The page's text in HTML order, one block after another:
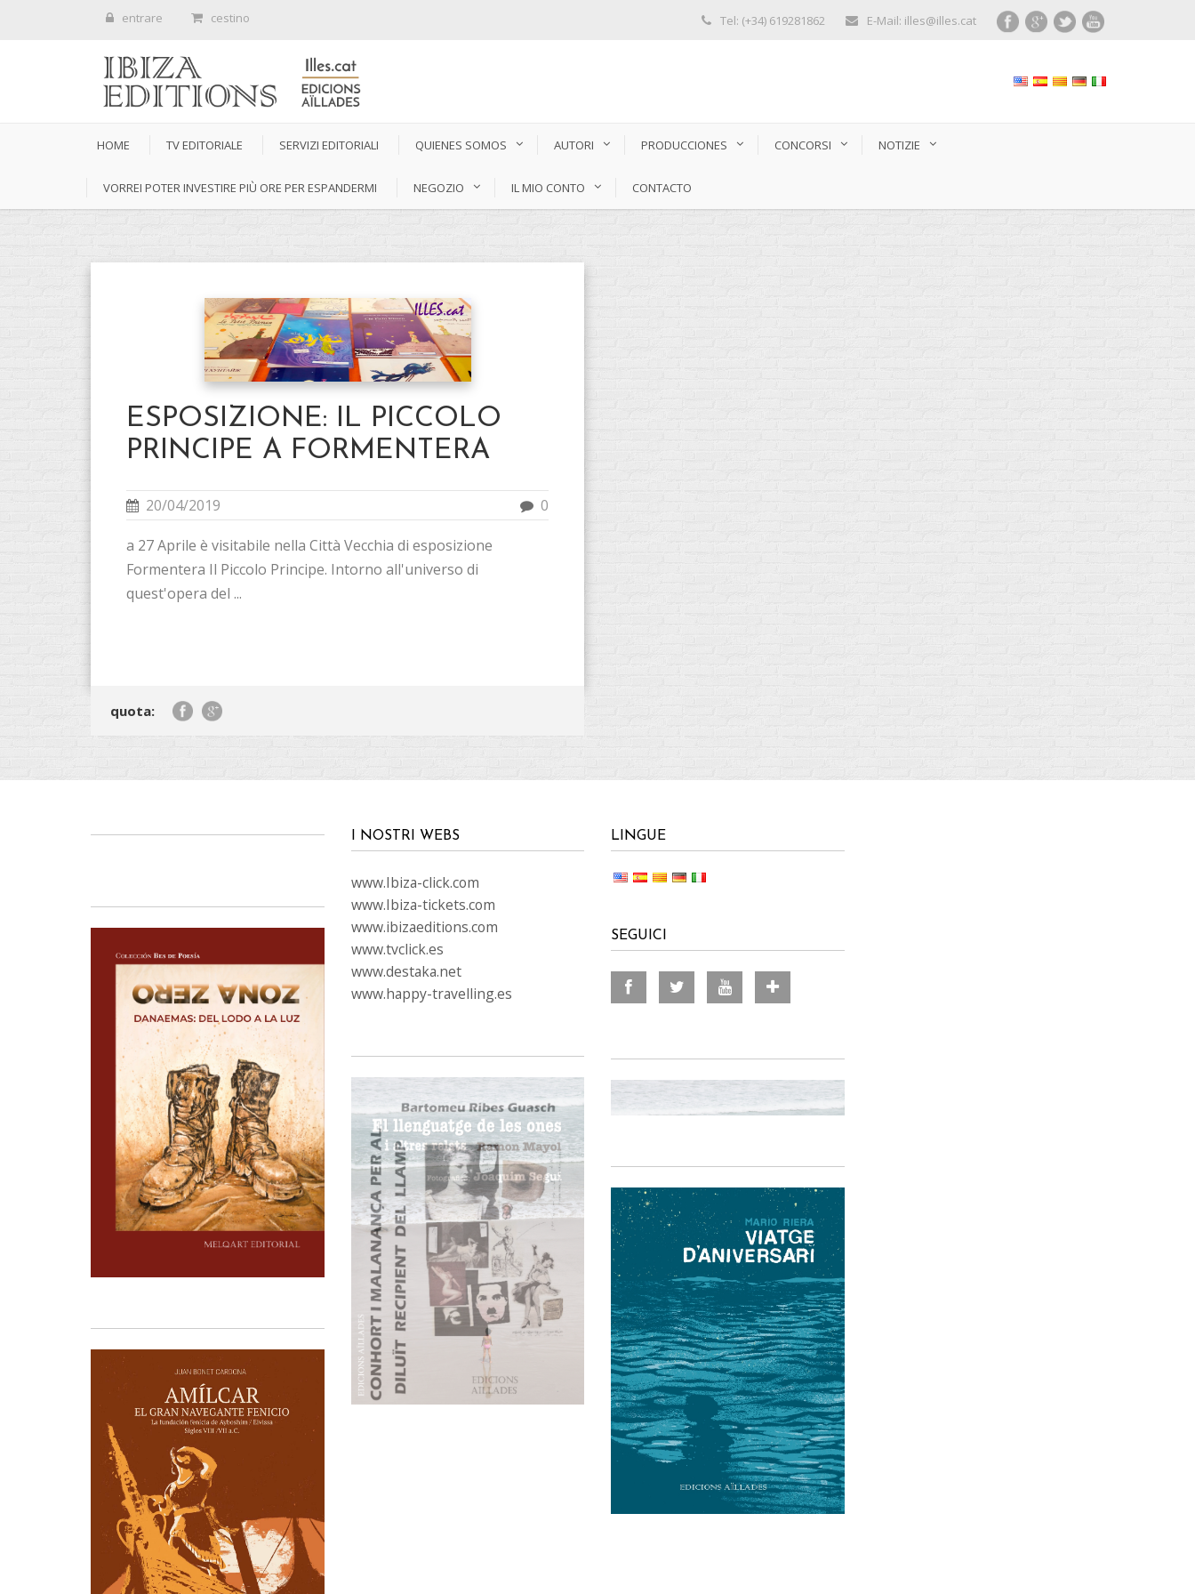
entrare cestino Tel: (+34) 619281862 E-Mail: illes@illes.cat
HOME TV EDITORIALE SERVIZI EDITORIALI QUIENES SOMOS AUTORI PRODUCCIONES CONCORSI NOTIZIE
VORREI POTER INVESTIRE PIÙ ORE PER ESPANDERMI NEGOZIO IL MIO CONTO CONTACTO
ESPOSIZIONE: IL PICCOLO
PRINCIPE A FORMENTERA
20/04/2019 0
a 27 Aprile è visitabile nella Città Vecchia di esposizione
Formentera Il Piccolo Principe. Intorno all'universo di
quest'opera del ...
quota:
I NOSTRI WEBS
www.Ibiza-click.com
www.Ibiza-tickets.com
www.ibizaeditions.com
www.tvclick.es
www.destaka.net
www.happy-travelling.es
LINGUE
SEGUICI